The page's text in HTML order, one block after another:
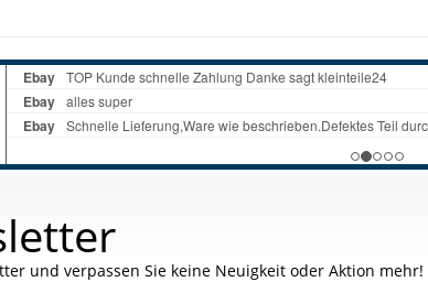
und verpassen Sie keine Neuigkeit oder Aktion mehr!